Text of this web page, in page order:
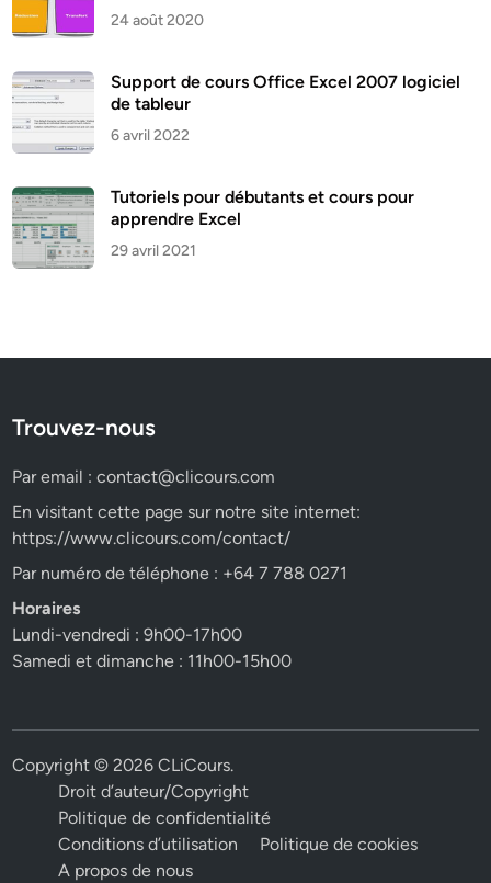
24 août 2020
Support de cours Office Excel 2007 logiciel
de tableur
6 avril 2022
Tutoriels pour débutants et cours pour
apprendre Excel
29 avril 2021
Trouvez-nous
Par email :contact@clicours.com
En visitant cette page sur notre site internet:
https://www.clicours.com/contact/
Par numéro de téléphone : +64 7 788 0271
Horaires
Lundi-vendredi : 9h00-17h00
Samedi et dimanche : 11h00-15h00
Copyright © 2026CLiCours.
Droit d’auteur/Copyright
Politique de confidentialité
Conditions d’utilisation
Politique de cookies
A propos de nous